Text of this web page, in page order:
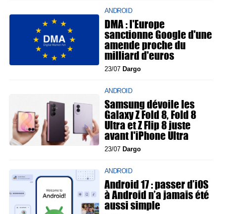
ANDROID
DMA : l'Europe
sanctionne Google d'une
amende proche du
milliard d'euros
23/07 Dargo
ANDROID
Samsung dévoile les
Galaxy Z Fold 8, Fold 8
Ultra et Z Flip 8 juste
avant l'iPhone Ultra
23/07 Dargo
ANDROID
Android 17 : passer d’iOS
à Android n’a jamais été
aussi simple